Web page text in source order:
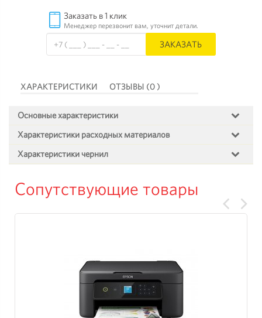
Заказать в 1 клик
Менеджер перезвонит вам, уточнит детали.
ЗАКАЗАТЬ
ХАРАКТЕРИСТИКИ ОТЗЫВЫ (0 )
Основные характеристики
Характеристики расходных материалов
Характеристики чернил
Сопутствующие товары